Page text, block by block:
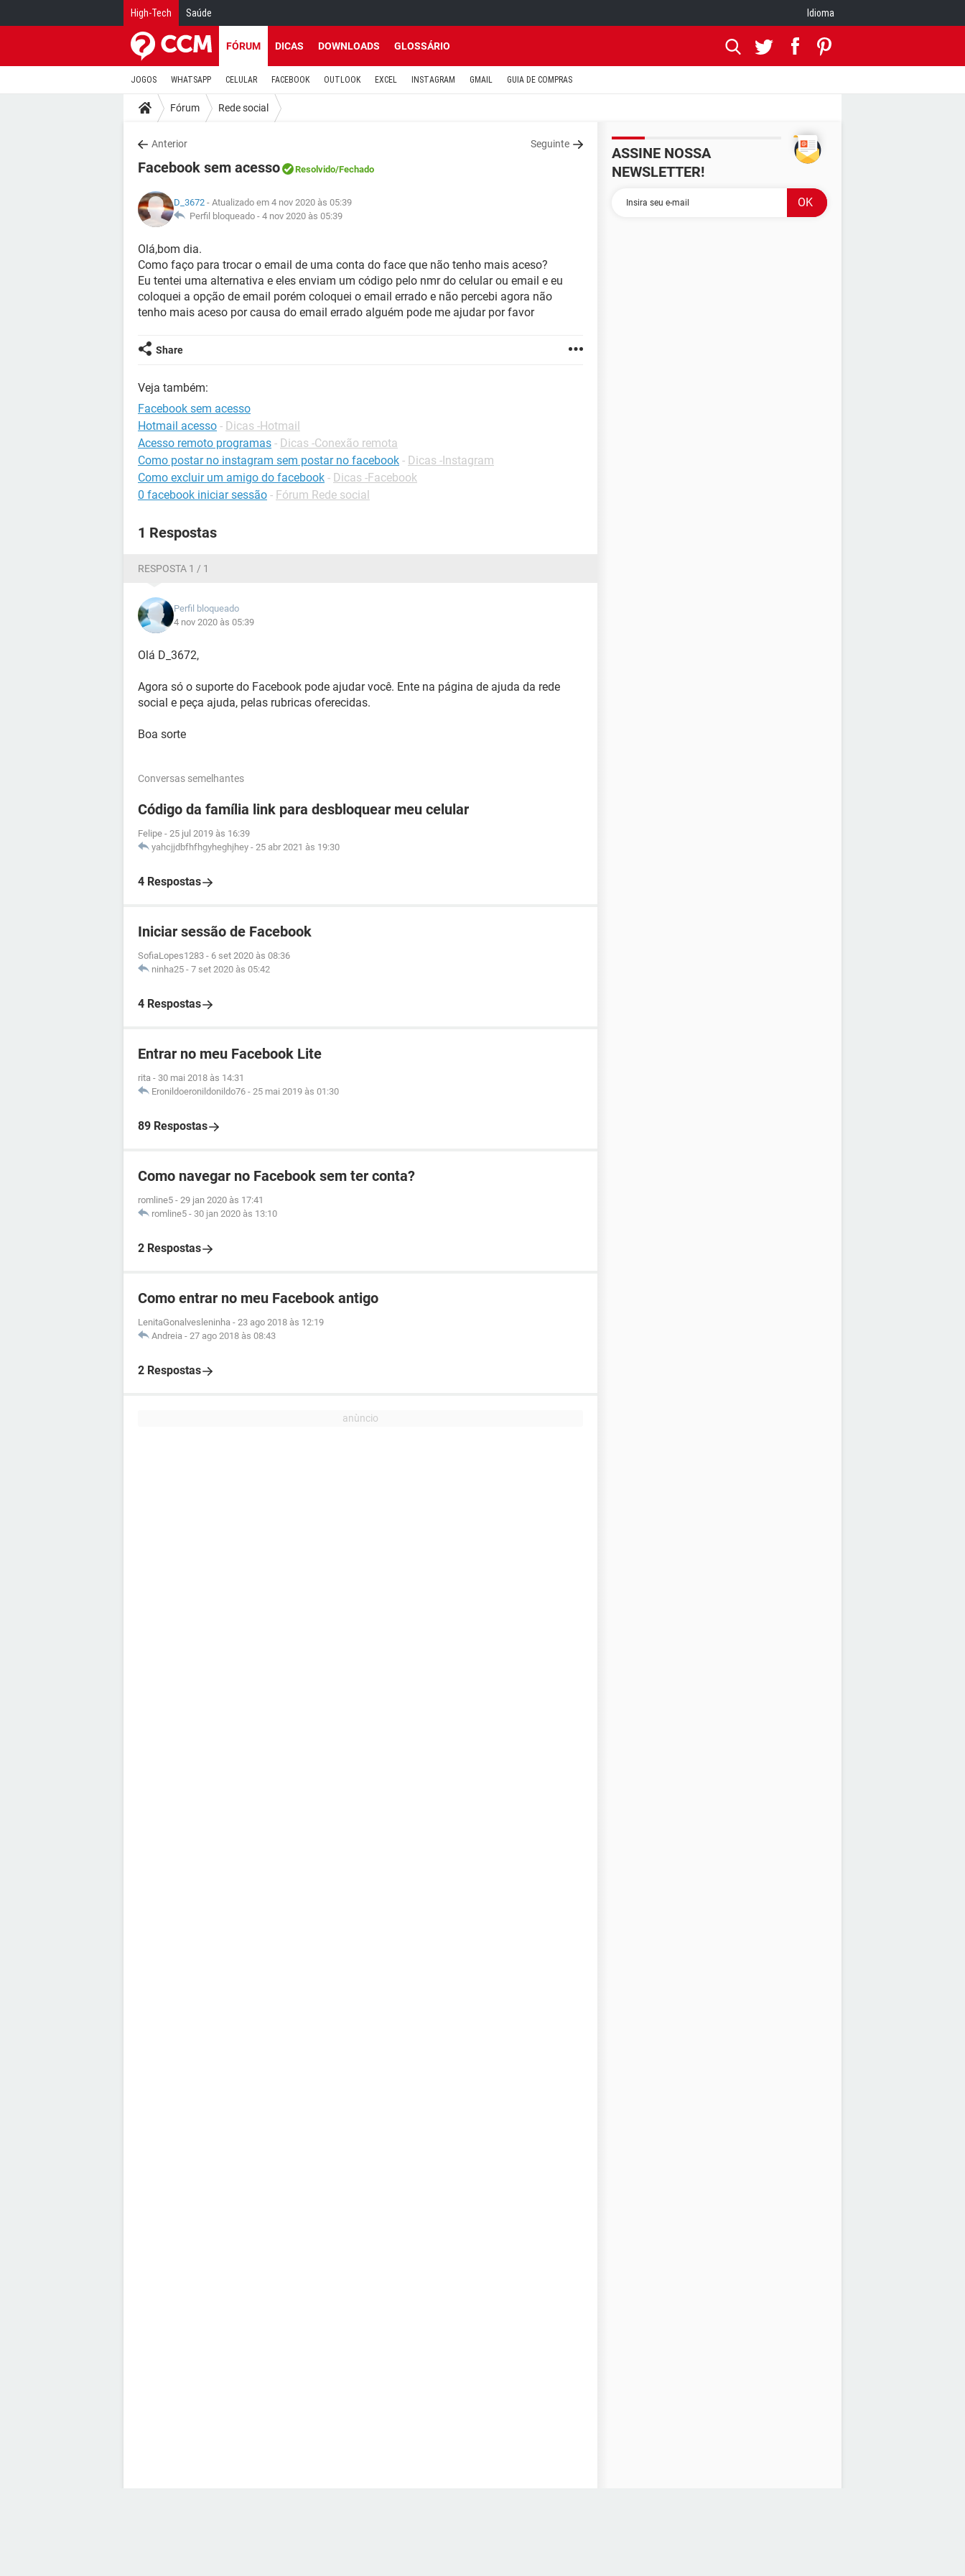
High-Tech Saúde Idioma
FÓRUM DICAS DOWNLOADS GLOSSÁRIO
JOGOS WHATSAPP CELULAR FACEBOOK OUTLOOK EXCEL INSTAGRAM GMAIL GUIA DE COMPRAS
Fórum Rede social
Anterior Seguinte
Facebook sem acesso Resolvido/Fechado
D_3672 - Atualizado em 4 nov 2020 às 05:39
Perfil bloqueado - 4 nov 2020 às 05:39
Olá,bom dia.
Como faço para trocar o email de uma conta do face que não tenho mais aceso?
Eu tentei uma alternativa e eles enviam um código pelo nmr do celular ou email e eu
coloquei a opção de email porém coloquei o email errado e não percebi agora não
tenho mais aceso por causa do email errado alguém pode me ajudar por favor
Share
Veja também:
Facebook sem acesso
Hotmail acesso - Dicas -Hotmail
Acesso remoto programas - Dicas -Conexão remota
Como postar no instagram sem postar no facebook - Dicas -Instagram
Como excluir um amigo do facebook - Dicas -Facebook
0 facebook iniciar sessão - Fórum Rede social
1 Respostas
RESPOSTA 1 / 1
Perfil bloqueado
4 nov 2020 às 05:39
Olá D_3672,
Agora só o suporte do Facebook pode ajudar você. Ente na página de ajuda da rede
social e peça ajuda, pelas rubricas oferecidas.
Boa sorte
Conversas semelhantes
Código da família link para desbloquear meu celular
Felipe - 25 jul 2019 às 16:39
yahcjjdbfhfhgyheghjhey - 25 abr 2021 às 19:30
4 Respostas
Iniciar sessão de Facebook
SofiaLopes1283 - 6 set 2020 às 08:36
ninha25 - 7 set 2020 às 05:42
4 Respostas
Entrar no meu Facebook Lite
rita - 30 mai 2018 às 14:31
Eronildoeronildonildo76 - 25 mai 2019 às 01:30
89 Respostas
Como navegar no Facebook sem ter conta?
romline5 - 29 jan 2020 às 17:41
romline5 - 30 jan 2020 às 13:10
2 Respostas
Como entrar no meu Facebook antigo
LenitaGonalvesleninha - 23 ago 2018 às 12:19
Andreia - 27 ago 2018 às 08:43
2 Respostas
ASSINE NOSSA
NEWSLETTER!